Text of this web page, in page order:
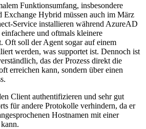
Funktionsumfang, insbesondere
Exchange Hybrid müssen auch im März
Service installieren während AzureAD
und oftmals kleinere
Oft soll der Agent sogar auf einem
werden, was supportet ist. Dennoch ist
das der Prozess direkt die
erreichen kann, sondern über einen
Client authentifizieren und sehr gut
für andere Protokolle verhindern, da er
Hostnamen mit einer